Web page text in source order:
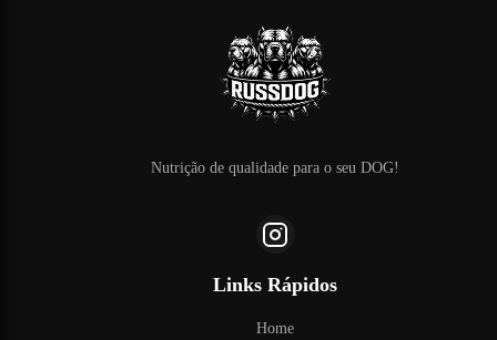
Nutrição de qualidade para o seu DOG!
Links Rápidos
Home